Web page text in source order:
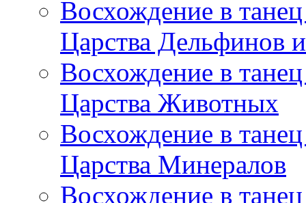
Восхождение в
Царства Дельфинов
Восхождение в
Царства Животных
Восхождение в
Царства Минералов
Восхождение в